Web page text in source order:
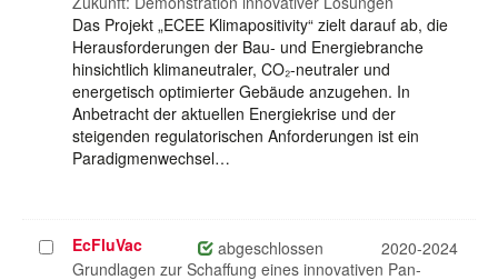
Das Projekt „ECEE Klimapositivity“ zielt darauf ab, die
Herausforderungen der Bau- und Energiebranche
hinsichtlich klimaneutraler, CO₂-neutraler und
energetisch optimierter Gebäude anzugehen. In
Anbetracht der aktuellen Energiekrise und der
steigenden regulatorischen Anforderungen ist ein
Paradigmenwechsel…
Projekt
auswählen
EcFluVac abgeschlossen
2020-2024
Grundlagen zur Schaffung eines innovativen Pan-